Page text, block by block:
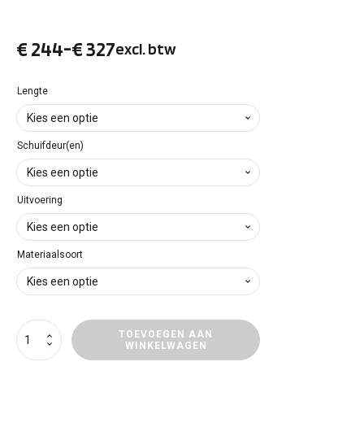
€ 244-€327
Prijsklasse:
€ 244
tot
€ 327
excl. btw
Lengte
Schuifdeur(en)
Uitvoering
Materiaalsoort
Vloerpanelen
Renault
TOEVOEGEN AAN
WINKELWAGEN